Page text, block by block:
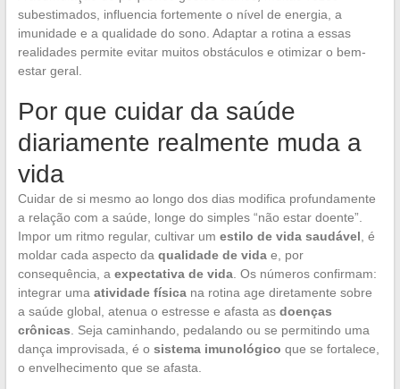
subestimados, influencia fortemente o nível de energia, a
imunidade e a qualidade do sono. Adaptar a rotina a essas
realidades permite evitar muitos obstáculos e otimizar o bem-
estar geral.
Por que cuidar da saúde
diariamente realmente muda a
vida
Cuidar de si mesmo ao longo dos dias modifica profundamente
a relação com a saúde, longe do simples “não estar doente”.
Impor um ritmo regular, cultivar um estilo de vida saudável , é
moldar cada aspecto da qualidade de vidae, por
consequência, a expectativa de vida. Os números confirmam:
integrar uma atividade físicana rotina age diretamente sobre
a saúde global, atenua o estresse e afasta as doenças
crônicas . Seja caminhando, pedalando ou se permitindo uma
dança improvisada, é o sistema imunológico que se fortalece,
o envelhecimento que se afasta.